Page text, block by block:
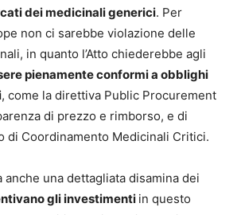
dei medicinali generici. Per
non ci sarebbe violazione delle
in quanto l’Atto chiederebbe agli
pienamente conformi a obblighi
, come la direttiva Public Procurement
di prezzo e rimborso, e di
di Coordinamento Medicinali Critici.
anche una dettagliata disamina dei
gli investimenti in questo